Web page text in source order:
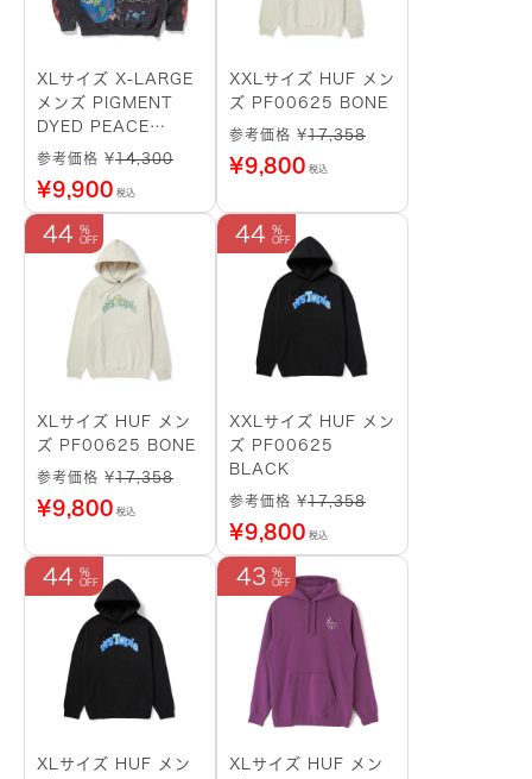
XLサイズ X-LARGE
メンズ PIGMENT
DYED PEACE
HOODED
101233012015
BLACK
参考価格 ¥14,300
¥9,900 税込
XXLサイズ HUF メン
ズ PF00625 BONE
参考価格 ¥17,358
¥9,800 税込
44
XLサイズ HUF メン
ズ PF00625 BONE
参考価格 ¥17,358
¥9,800 税込
44
XXLサイズ HUF メン
ズ PF00625
BLACK
参考価格 ¥17,358
¥9,800 税込
44
XLサイズ HUF メン
43
XLサイズ HUF メン